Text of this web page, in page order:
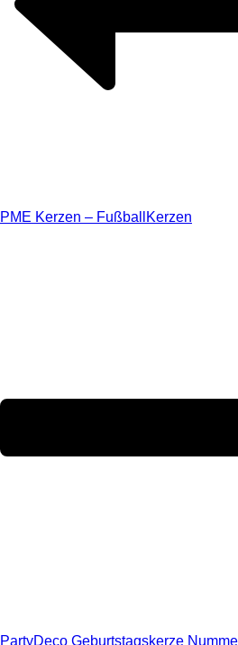
PME Kerzen – Fußball Kerzen
PartyDeco Geburtstagskerze